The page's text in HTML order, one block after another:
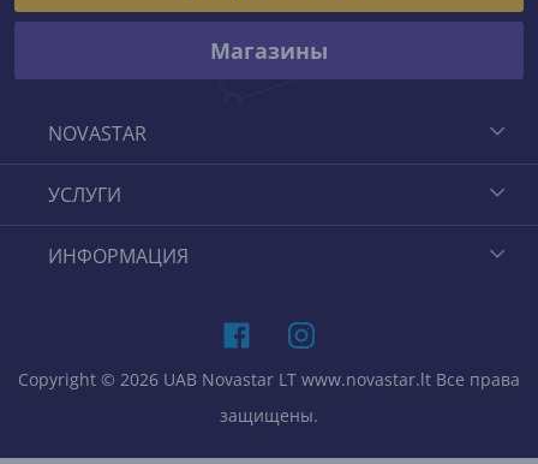
NOVASTAR
УСЛУГИ
ИНФОРМАЦИЯ
Магазины
Copyright © 2026 UAB Novastar LT www.novastar.lt Все права
защищены.